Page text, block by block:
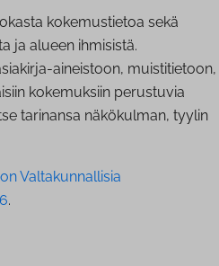
kokemustietoa sekä
ja alueen ihmisistä.
aineistoon, muistitietoon,
kokemuksiin perustuvia
tarinansa näkökulman, tyylin
Valtakunnallisia
.